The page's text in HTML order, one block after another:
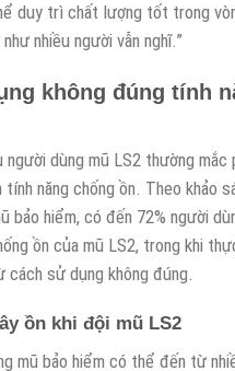
duy trì chất lượng tốt trong
nhiều người vẫn nghĩ.”
không đúng tính
người dùng mũ LS2 thường mắc
năng chống ồn. Theo khảo
bảo hiểm, có đến 72% người
ồn của mũ LS2, trong khi
sử dụng không đúng.
ồn khi đội mũ LS2
mũ bảo hiểm có thể đến từ